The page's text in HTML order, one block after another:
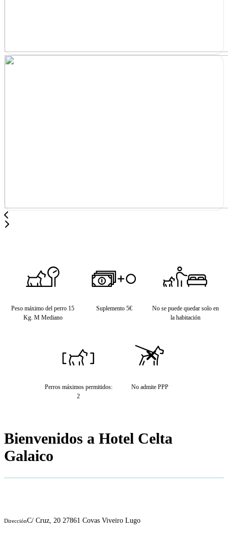
Peso máximo del perro 15
Kg. M Mediano
Suplemento 5€
No se puede quedar solo en
la habitación
Perros máximos permitidos:
2
No admite PPP
Bienvenidos a Hotel Celta
Galaico
DirecciónC/ Cruz, 20 27861 Covas Viveiro Lugo